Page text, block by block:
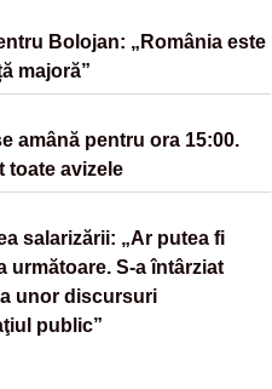
Bolojan: „România este
majoră”
amână pentru ora 15:00.
toate avizele
salarizării: „Ar putea fi
următoare. S-a întârziat
unor discursuri
public”